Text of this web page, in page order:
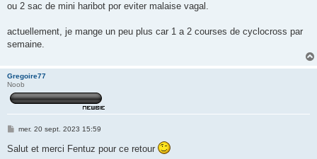
ou 2 sac de mini haribot por eviter malaise vagal.
actuellement, je mange un peu plus car 1 a 2 courses de cyclocross par
semaine.
Gregoire77
Noob
M
s
s
mer. 20 sept. 2023 15:59
Salut et merci Fentuz pour ce retour